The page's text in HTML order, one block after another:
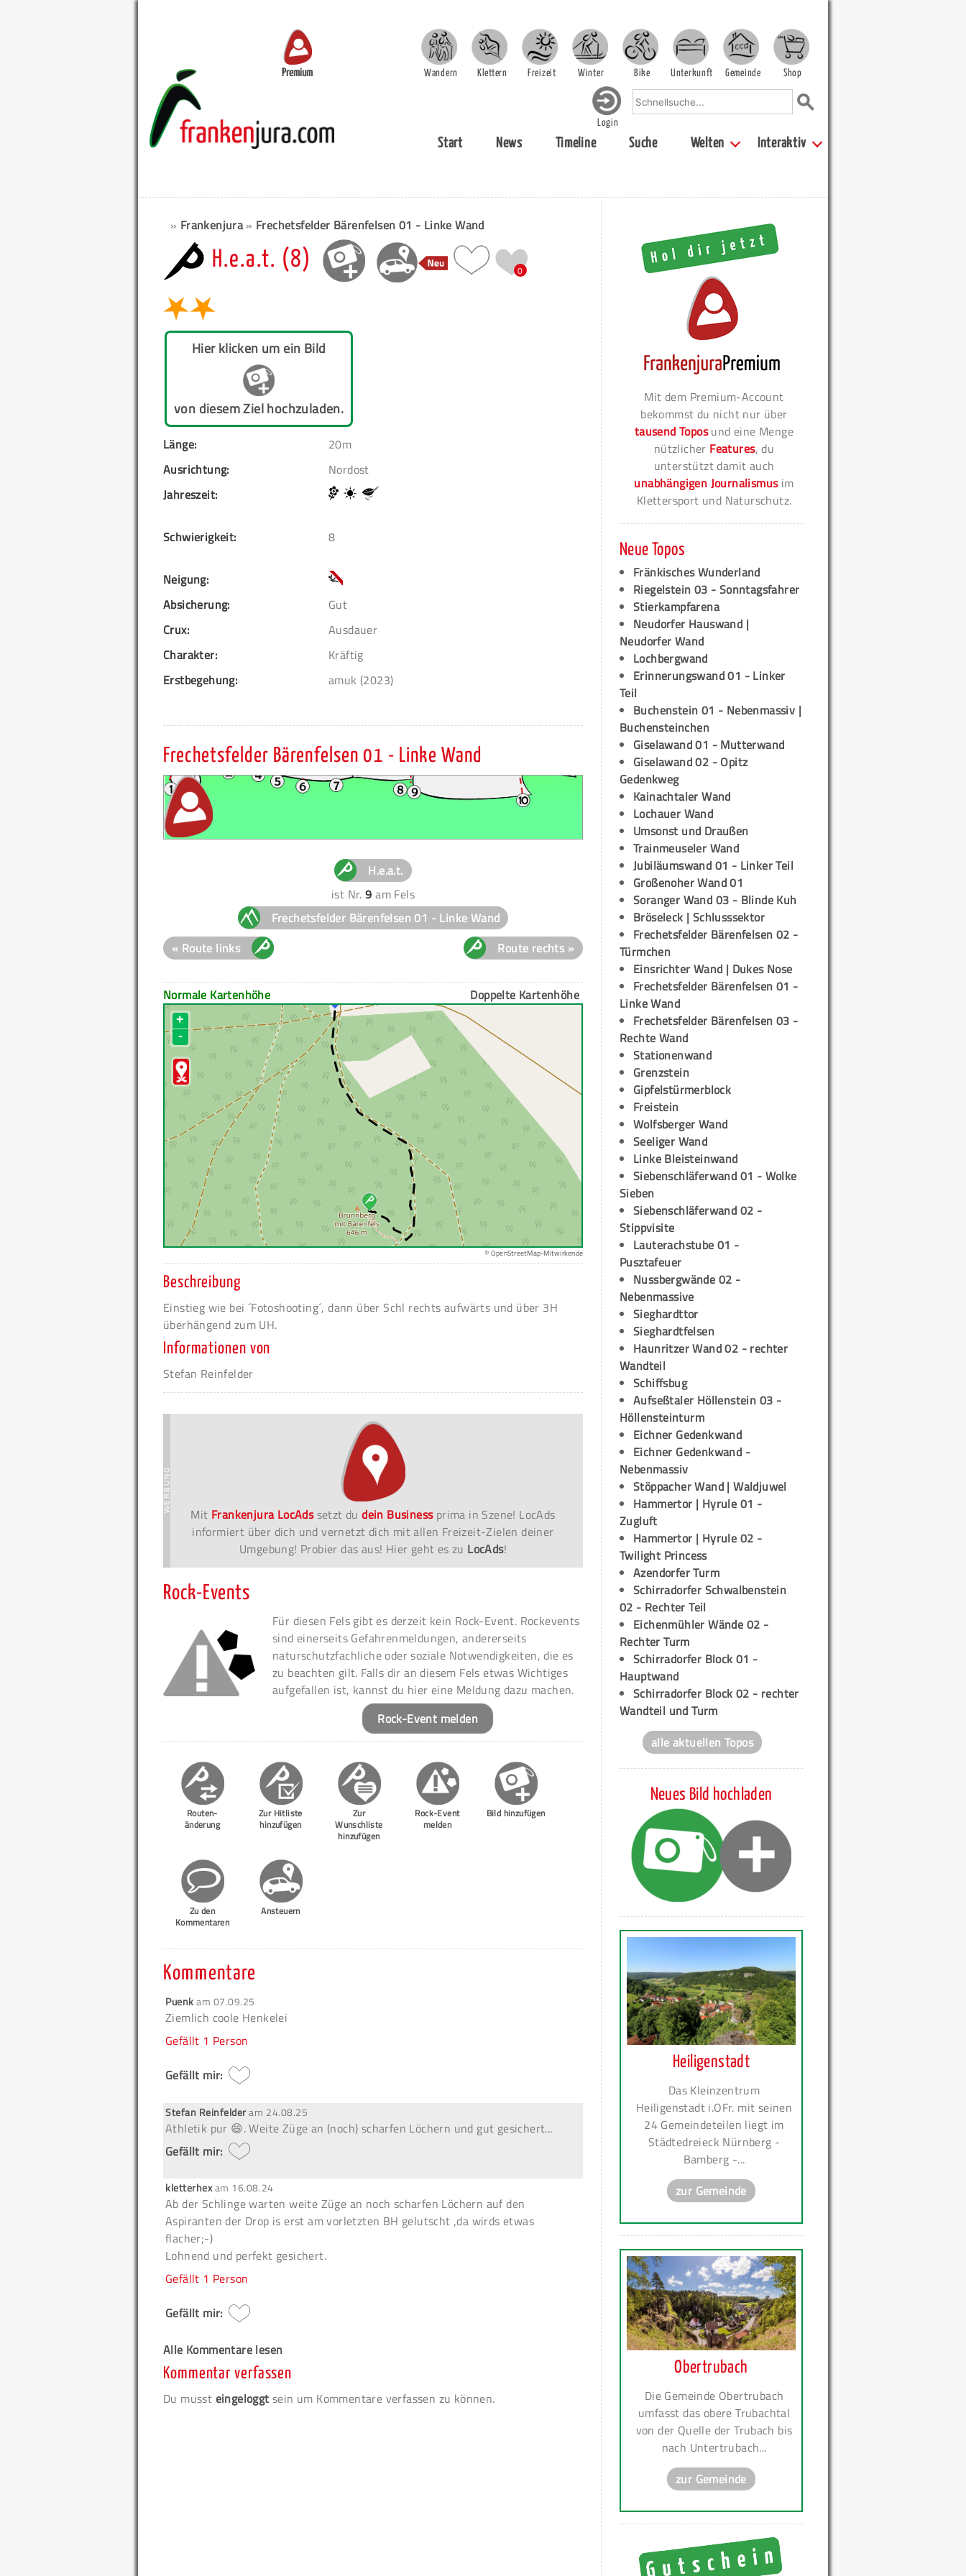
Premium Wandern Klettern Freizeit Winter Bike Unterkunft Gemeinde Shop
Login
Start News Timeline Suche Welten Interaktiv
» Frankenjura» Frechetsfelder Bärenfelsen 01 - Linke Wand
H.e.a.t. (8) 0
Hier klicken um ein Bild
von diesem Ziel hochzuladen.
Länge:
20m
Ausrichtung:
Nordost
Jahreszeit:
Schwierigkeit: 8
Neigung:
Absicherung:
Gut
Crux:
Ausdauer
Charakter:
Kräftig
Erstbegehung:
amuk (2023)
Frechetsfelder Bärenfelsen 01 - Linke Wand
H.e.a.t.
ist Nr.9 am Fels
Frechetsfelder Bärenfelsen 01 - Linke Wand
« Route links
Route rechts »
Normale Kartenhöhe Doppelte Kartenhöhe
+
-
© OpenStreetMap-Mitwirkende
Beschreibung
Einstieg wie bei ´Fotoshooting´, dann über Schl rechts aufwärts und über 3H
überhängend zum UH.
Informationen von
Stefan Reinfelder
Mit Frankenjura LocAdssetzt dudein Businessprima in Szene! LocAds
informiert über dich und vernetzt dich mit allen Freizeit-Zielen deiner
Umgebung! Probier das aus! Hier geht es zu LocAds!
Rock-Events
Für diesen Fels gibt es derzeit kein Rock-Event. Rockevents
sind einerseits Gefahrenmeldungen, andererseits
naturschutzfachliche oder soziale Notwendigkeiten, die es
zu beachten gilt. Falls dir an diesem Fels etwas Wichtiges
aufgefallen ist, kannst du hier eine Meldung dazu machen.
Rock-Event melden
Routen-
änderung
Zur Hitliste
hinzufügen
Zur
Wunschliste
hinzufügen
Rock-Event
melden
Bild hinzufügen
Zu den
Kommentaren
Ansteuern
Kommentare
Puenkam 07.09.25
Ziemlich coole Henkelei
Gefällt 1 Person
Gefällt mir:
Stefan Reinfelderam 24.08.25
Athletik pur 😄. Weite Züge an (noch) scharfen Löchern und gut gesichert...
Gefällt mir:
kletterhexam 16.08.24
Ab der Schlinge warten weite Züge an noch scharfen Löchern auf den
Aspiranten der Drop is erst am vorletzten BH gelutscht ,da wirds etwas
flacher;-)
Lohnend und perfekt gesichert.
Gefällt 1 Person
Gefällt mir:
Alle Kommentare lesen
Kommentar verfassen
Du musst eingeloggt sein um Kommentare verfassen zu können.
Mit dem Premium-Account
bekommst du nicht nur über
tausend Toposund eine Menge
nützlicher Features, du
unterstützt damit auch
unabhängigen Journalismusim
Klettersport und Naturschutz.
Neue Topos
Fränkisches Wunderland
Riegelstein 03 - Sonntagsfahrer
Stierkampfarena
Neudorfer Hauswand |
Neudorfer Wand
Lochbergwand
Erinnerungswand 01 - Linker
Teil
Buchenstein 01 - Nebenmassiv |
Buchensteinchen
Giselawand 01 - Mutterwand
Giselawand 02 - Opitz
Gedenkweg
Kainachtaler Wand
Lochauer Wand
Umsonst und Draußen
Trainmeuseler Wand
Jubiläumswand 01 - Linker Teil
Großenoher Wand 01
Soranger Wand 03 - Blinde Kuh
Bröseleck | Schlusssektor
Frechetsfelder Bärenfelsen 02 -
Türmchen
Einsrichter Wand | Dukes Nose
Frechetsfelder Bärenfelsen 01 -
Linke Wand
Frechetsfelder Bärenfelsen 03 -
Rechte Wand
Stationenwand
Grenzstein
Gipfelstürmerblock
Freistein
Wolfsberger Wand
Seeliger Wand
Linke Bleisteinwand
Siebenschläferwand 01 - Wolke
Sieben
Siebenschläferwand 02 -
Stippvisite
Lauterachstube 01 -
Pusztafeuer
Nussbergwände 02 -
Nebenmassive
Sieghardttor
Sieghardtfelsen
Haunritzer Wand 02 - rechter
Wandteil
Schiffsbug
Aufseßtaler Höllenstein 03 -
Höllensteinturm
Eichner Gedenkwand
Eichner Gedenkwand -
Nebenmassiv
Stöppacher Wand | Waldjuwel
Hammertor | Hyrule 01 -
Zugluft
Hammertor | Hyrule 02 -
Twilight Princess
Azendorfer Turm
Schirradorfer Schwalbenstein
02 - Rechter Teil
Eichenmühler Wände 02 -
Rechter Turm
Schirradorfer Block 01 -
Hauptwand
Schirradorfer Block 02 - rechter
Wandteil und Turm
alle aktuellen Topos
Neues Bild hochladen
Heiligenstadt
Das Kleinzentrum
Heiligenstadt i.OFr. mit seinen
24 Gemeindeteilen liegt im
Städtedreieck Nürnberg -
Bamberg -...
zur Gemeinde
Obertrubach
Die Gemeinde Obertrubach
umfasst das obere Trubachtal
von der Quelle der Trubach bis
nach Untertrubach...
zur Gemeinde